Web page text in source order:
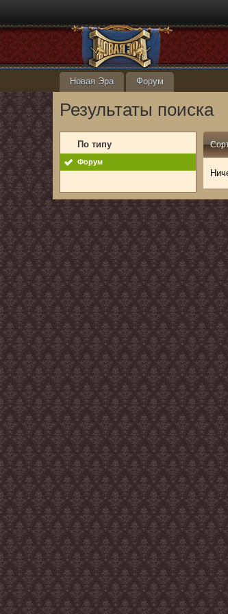
Новая Эра Форум
Результаты поиска
По типу
Форум